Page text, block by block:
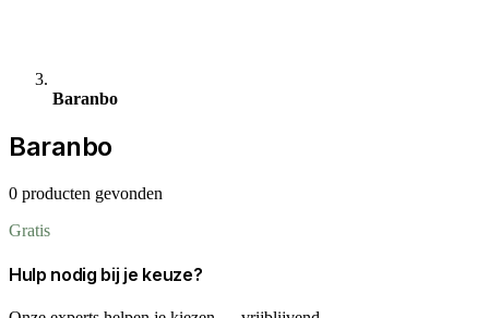
Baranbo
Baranbo
0 producten gevonden
Gratis
Hulp nodig bij je keuze?